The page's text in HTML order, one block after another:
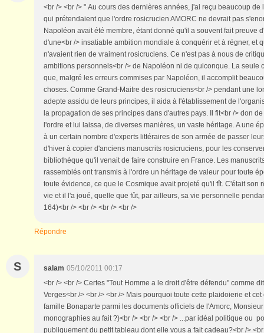
<br /> <br /> " Au cours des dernières années, j'ai reçu beaucoup de
qui prétendaient que l'ordre rosicrucien AMORC ne devrait pas
Napoléon avait été membre, étant donné qu'il a souvent fait preuve
d'une<br /> insatiable ambition mondiale à conquérir et à régner, et
n'avaient rien de vraiment rosicruciens. Ce n'est pas à nous de
ambitions personnels<br /> de Napoléon ni de quiconque. La seule
que, malgré les erreurs commises par Napoléon, il accomplit
choses. Comme Grand-Maitre des rosicruciens<br /> pendant une
adepte assidu de leurs principes, il aida à l'établissement de
la propagation de ses principes dans d'autres pays. Il fit<br /> don
l'ordre et lui laissa, de diverses manières, un vaste héritage. A une
à un certain nombre d'experts littéraires de son armée de passer
d'hiver à copier d'anciens manuscrits rosicruciens, pour les
bibliothèque qu'il venait de faire construire en France. Les
rassemblés ont transmis à l'ordre un héritage de valeur pour toute
toute évidence, ce que le Cosmique avait projeté qu'il fît. C'était son
vie et il l'a joué, quelle que fût, par ailleurs, sa vie personnelle
164)<br /> <br /> <br /> <br />
Répondre
S salam 05/10/2011 00:17
<br /> <br /> Certes "Tout Homme a le droit d'être défendu" comme
Verges<br /> <br /> <br /> Mais pourquoi toute cette plaidoierie et
famille Bonaparte parmi les documents officiels de l'Amorc,
monographies au fait ?)<br /> <br /> <br /> ...par idéal politique ou
publiquement du petit tableau dont elle vous a fait cadeau?<br /> <br